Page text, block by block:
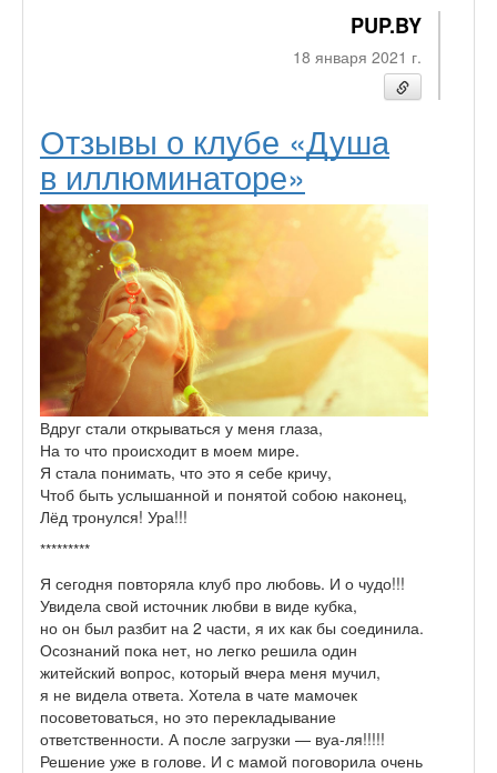
PUP.BY
18 января 2021 г.
Отзывы о клубе «Душа
в иллюминаторе»
Вдруг стали открываться у меня глаза,
На то что происходит в моем мире.
Я стала понимать, что это я себе кричу,
Чтоб быть услышанной и понятой собою наконец,
Лёд тронулся! Ура!!!
*********
Я сегодня повторяла клуб про любовь. И о чудо!!!
Увидела свой источник любви в виде кубка,
но он был разбит на 2 части, я их как бы соединила.
Осознаний пока нет, но легко решила один
житейский вопрос, который вчера меня мучил,
я не видела ответа. Хотела в чате мамочек
посоветоваться, но это перекладывание
ответственности. А после загрузки — вуа-ля!!!!!
Решение уже в голове. И с мамой поговорила очень